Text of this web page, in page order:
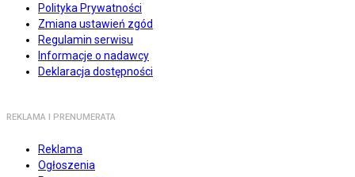
Polityka Prywatności
Zmiana ustawień zgód
Regulamin serwisu
Informacje o nadawcy
Deklaracja dostępności
REKLAMA I PRENUMERATA
Reklama
Ogłoszenia